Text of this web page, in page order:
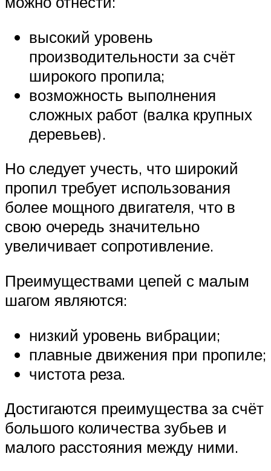
высокий уровень
производительности за счёт
широкого пропила;
возможность выполнения
сложных работ (валка крупных
деревьев).
Но следует учесть, что широкий
пропил требует использования
более мощного двигателя, что в
свою очередь значительно
увеличивает сопротивление.
Преимуществами цепей с малым
шагом являются:
низкий уровень вибрации;
плавные движения при пропиле;
чистота реза.
Достигаются преимущества за счёт
большого количества зубьев и
малого расстояния между ними.